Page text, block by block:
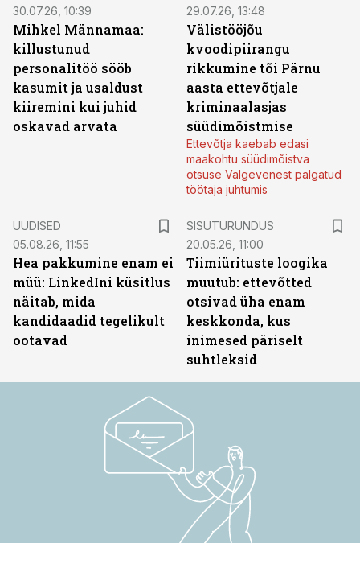
30.07.26, 10:39
Mihkel Männamaa:
killustunud
personalitöö sööb
kasumit ja usaldust
kiiremini kui juhid
oskavad arvata
29.07.26, 13:48
Välistööjõu
kvoodipiirangu
rikkumine tõi Pärnu
aasta ettevõtjale
kriminaalasjas
süüdimõistmise
Ettevõtja kaebab edasi
maakohtu süüdimõistva
otsuse Valgevenest palgatud
töötaja juhtumis
UUDISED
05.08.26, 11:55
Hea pakkumine enam ei
müü: LinkedIni küsitlus
näitab, mida
kandidaadid tegelikult
ootavad
SISUTURUNDUS
20.05.26, 11:00
Tiimiürituste loogika
muutub: ettevõtted
otsivad üha enam
keskkonda, kus
inimesed päriselt
suhtleksid